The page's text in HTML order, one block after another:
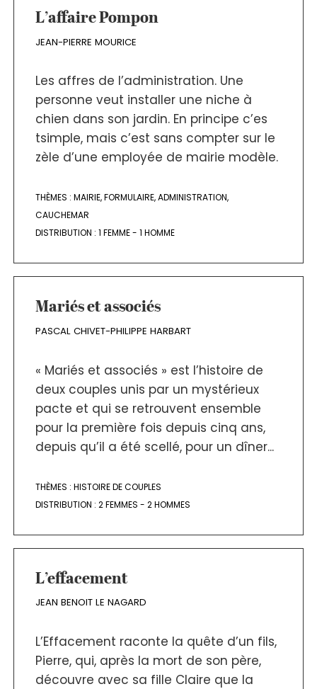
L’affaire Pompon
JEAN-PIERRE MOURICE
Les affres de l’administration. Une
personne veut installer une niche à
chien dans son jardin. En principe c’es
tsimple, mais c’est sans compter sur le
zèle d’une employée de mairie modèle.
THÈMES : MAIRIE,FORMULAIRE,ADMINISTRATION,
CAUCHEMAR
DISTRIBUTION : 1 FEMME - 1 HOMME
Mariés et associés
PASCAL CHIVET-PHILIPPE HARBART
« Mariés et associés » est l’histoire de
deux couples unis par un mystérieux
pacte et qui se retrouvent ensemble
pour la première fois depuis cinq ans,
depuis qu’il a été scellé, pour un dîner...
THÈMES : HISTOIRE DE COUPLES
DISTRIBUTION : 2 FEMMES - 2 HOMMES
L’effacement
JEAN BENOIT LE NAGARD
L’Effacement raconte la quête d’un fils,
Pierre, qui, après la mort de son père,
découvre avec sa fille Claire que la